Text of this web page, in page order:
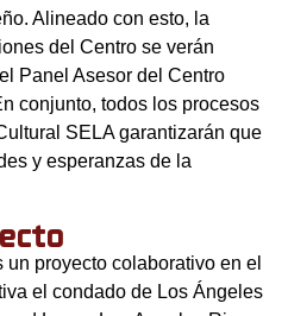
Alineado con esto, la
del Centro se verán
Panel Asesor del Centro
conjunto, todos los procesos
SELA garantizarán que
y esperanzas de la
proyecto colaborativo en el
el condado de Los Ángeles